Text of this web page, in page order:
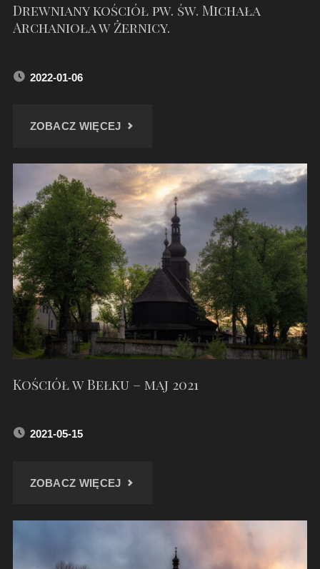
Drewniany kościół pw. św. Michała
Archanioła w Żernicy.
2022-01-06
ZOBACZ WIĘCEJ"DREWNIANY
PW.
ŚW.
MICHAŁA
ARCHANIOŁA
W
Kościół w Bełku – maj 2021
2021-05-15
ZOBACZ WIĘCEJ"KOŚCIÓŁ